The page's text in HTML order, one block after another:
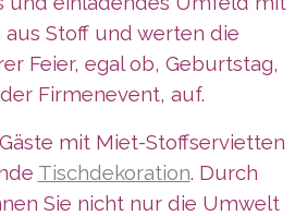
Stoff und werten die
Feier, egal ob, Geburtstag,
Firmenevent, auf.
mit Miet-Stoffservietten
Tischdekoration. Durch
Sie nicht nur die Umwelt